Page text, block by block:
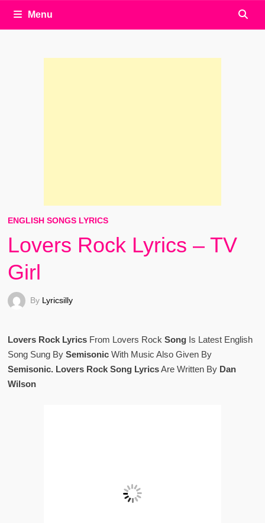
Menu
ENGLISH SONGS LYRICS
Lovers Rock Lyrics – TV
Girl
By Lyricsilly
Lovers Rock LyricsFrom Lovers Rock SongIs Latest English
Song Sung By SemisonicWith Music Also Given By
Semisonic. Lovers Rock Song LyricsAre Written By Dan
Wilson